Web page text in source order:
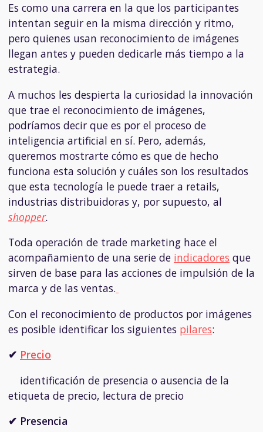
Es como una carrera en la que los participantes
intentan seguir en la misma dirección y ritmo,
pero quienes usan reconocimiento de imágenes
llegan antes y pueden dedicarle más tiempo a la
estrategia.
A muchos les despierta la curiosidad la innovación
que trae el reconocimiento de imágenes,
podríamos decir que es por el proceso de
inteligencia artificial en sí. Pero, además,
queremos mostrarte cómo es que de hecho
funciona esta solución y cuáles son los resultados
que esta tecnología le puede traer a retails,
industrias distribuidoras y, por supuesto, al
shopper.
Toda operación de trade marketing hace el
acompañamiento de una serie de indicadores que
sirven de base para las acciones de impulsión de la
marca y de las ventas.
Con el reconocimiento de productos por imágenes
es posible identificar los siguientes pilares:
✔ Precio
identificación de presencia o ausencia de la
etiqueta de precio, lectura de precio
✔ Presencia